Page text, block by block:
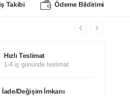
Takibi Ödeme Bildirimi
Hızlı Teslimat
1-4 iş gününde teslimat
İade/Değişim İmkanı